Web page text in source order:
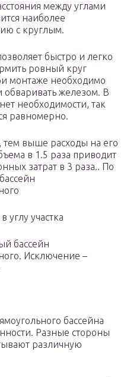
между углами
наиболее
с круглым.
быстро и легко
ровный круг
монтаже необходимо
обваривать железом. В
необходимости, так
равномерно.
тем выше расходы на его
в 1.5 раза приводит
затрат в 3 раза.. По
участка
бассейн
Исключение –
бассейна
Разные стороны
различную